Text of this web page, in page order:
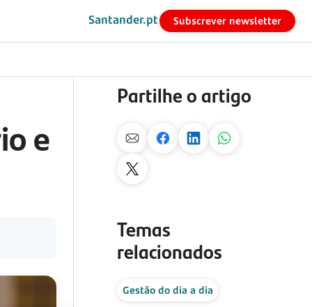
Santander.pt Subscrever newsletter
e
Partilhe o artigo
Temas
relacionados
Gestão do dia a dia